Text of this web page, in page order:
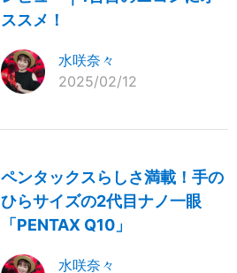
ススメ！
水咲奈々
2025/02/12
ペンタックスらしさ満載！手の
ひらサイズの2代目ナノ一眼
「PENTAX Q10」
水咲奈々